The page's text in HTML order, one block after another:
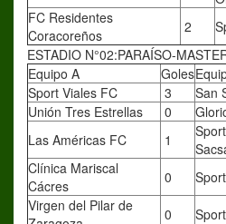
FC Residentes
Coracoreños
2
ESTADIO N°02:PARAÍSO-
Equipo A
Goles
Sport Viales FC
3 San
Unión Tres Estrellas
0
Las Américas FC
1
Clínica Mariscal
Cácres
0
Virgen del Pilar de
0